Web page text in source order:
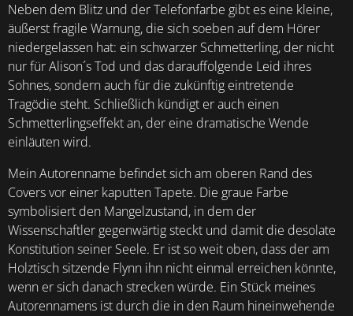
Neben dem Blitz und der Telefonfarbe gibt es eine kleine,
äußerst fragile Warnung, die sich soeben auf dem Hörer
niedergelassen hat: ein schwarzer Schmetterling, der nicht
nur für Alison´s Tod und das darauffolgende Leid ihres
Sohnes, sondern auch für die zukünftig eintretende
Tragödie steht. Schließlich kündigt er auch einen
Schmetterlingseffekt an, der eine dramatische Wende
einläuten wird.
Mein Autorenname befindet sich am oberen Rand des
Covers vor einer kaputten Tapete. Die graue Farbe
symbolisiert den Mangelzustand, in dem der
Wissenschaftler gegenwärtig steckt und damit die desolate
Konstitution seiner Seele. Er ist so weit oben, dass der am
Holztisch sitzende Flynn ihn nicht einmal erreichen könnte,
wenn er sich danach strecken würde. Ein Stück meines
Autorennamens ist durch die in den Raum hineinwehende